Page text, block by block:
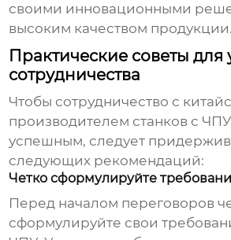
своими инновационными
высоким качеством продукции.
Практические советы
сотрудничества
Чтобы сотрудничество с
производителем станков с
успешным, следует
следующих рекомендаций:
Четко сформулируйте
Перед началом переговоров
сформулируйте свои